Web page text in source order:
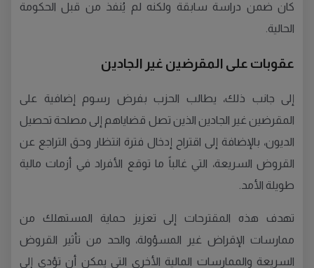
كان ضمن دراسة سابقة ولكنه لم يُنفذ من قبل الحكومة
الحالية.
عقوبات على المقرضين غير الجادين
إلى جانب ذلك، يطالب الحزب بفرض رسوم إضافية على
المقرضين غير الجادين الذين تصل قضاياهم إلى مصلحة تحصيل
الديون، بالإضافة إلى اقتراح إدخال فترة انتظار وحق التراجع عن
القروض السريعة، التي غالباً ما توقع الأفراد في أزمات مالية
طويلة الأمد.
تهدف هذه المقترحات إلى تعزيز حماية المستهلك من
ممارسات الإقراض غير المسؤولة، والحد من تأثير القروض
السريعة والممارسات المالية الأخرى التي يمكن أن تؤدي إلى